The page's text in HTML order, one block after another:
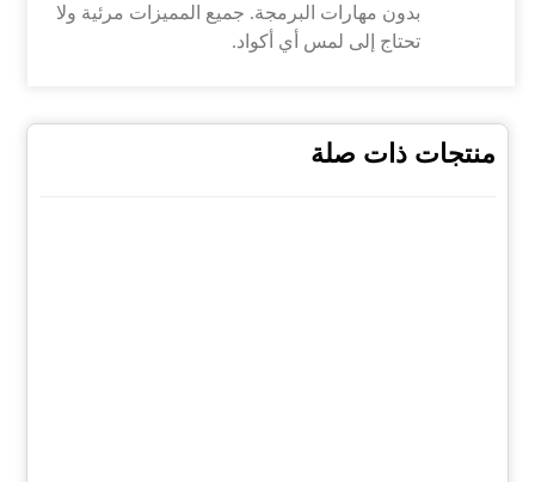
بدون مهارات البرمجة. جميع المميزات مرئية ولا
تحتاج إلى لمس أي أكواد.
منتجات ذات صلة